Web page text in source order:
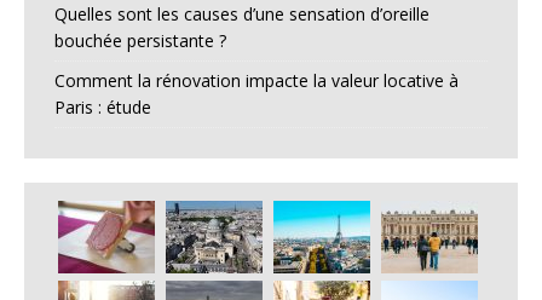
Quelles sont les causes d’une sensation d’oreille
bouchée persistante ?
Comment la rénovation impacte la valeur locative à
Paris : étude